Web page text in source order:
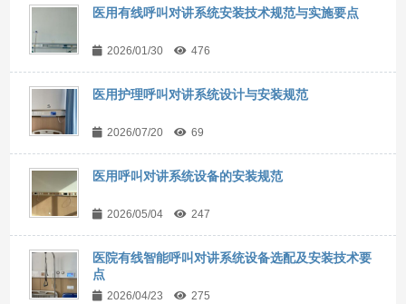
医用有线呼叫对讲系统安装技术规范与实施要点
2026/01/30 476
医用护理呼叫对讲系统设计与安装规范
2026/07/20 69
医用呼叫对讲系统设备的安装规范
2026/05/04 247
医院有线智能呼叫对讲系统设备选配及安装技术要
点
2026/04/23 275